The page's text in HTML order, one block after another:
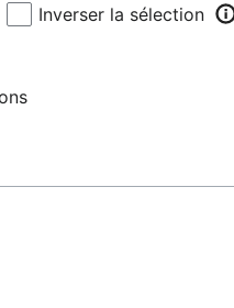
Inverser la sélection